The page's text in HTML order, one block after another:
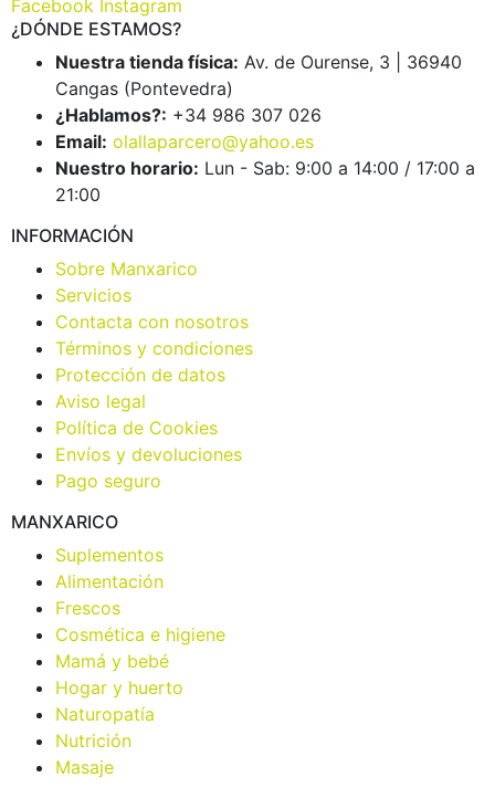
Facebook Instagram
¿DÓNDE ESTAMOS?
Nuestra tienda física: Av. de Ourense, 3 | 36940
Cangas (Pontevedra)
¿Hablamos?: +34 986 307 026
Email: olallaparcero@yahoo.es
Nuestro horario: Lun - Sab: 9:00 a 14:00 / 17:00 a
21:00
INFORMACIÓN
Sobre Manxarico
Servicios
Contacta con nosotros
Términos y condiciones
Protección de datos
Aviso legal
Política de Cookies
Envíos y devoluciones
Pago seguro
MANXARICO
Suplementos
Alimentación
Frescos
Cosmética e higiene
Mamá y bebé
Hogar y huerto
Naturopatía
Nutrición
Masaje